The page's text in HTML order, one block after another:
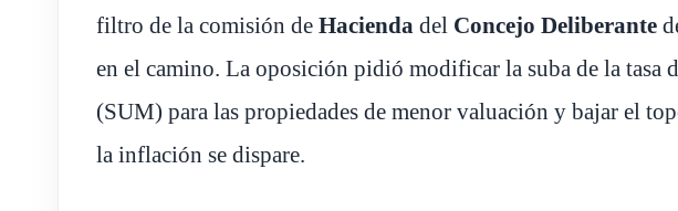
filtro de la comisión de Hacienda del Concejo Deliberante
en el camino. La oposición pidió modificar la suba de la tasa
(SUM) para las propiedades de menor valuación y bajar el
la inflación se dispare.